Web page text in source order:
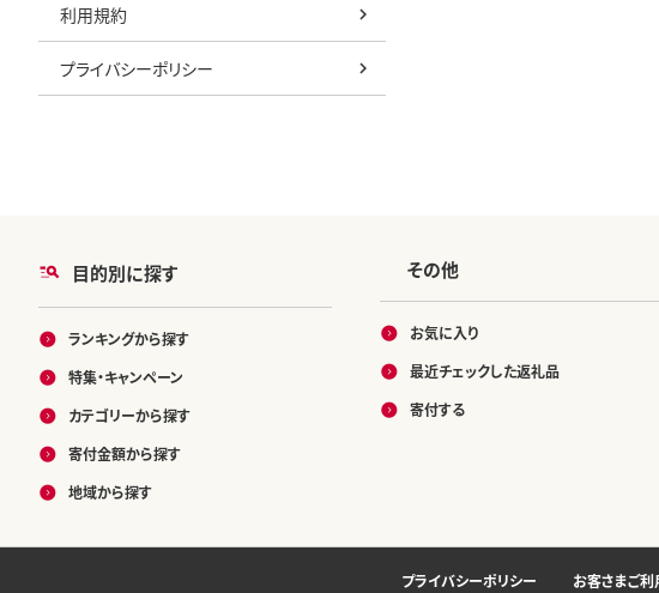
利用規約
プライバシーポリシー
目的別に探す
ランキングから探す
特集・キャンペーン
カテゴリーから探す
寄付金額から探す
地域から探す
その他
お気に入り
最近チェックした返礼品
寄付する
プライバシーポリシー お客さまご